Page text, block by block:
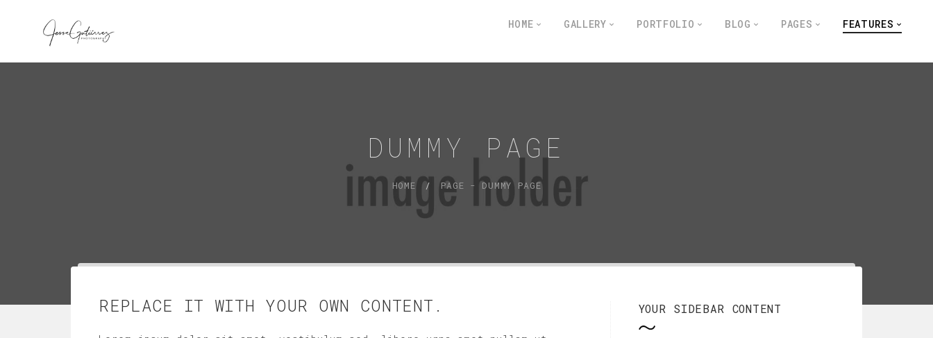
HOME GALLERY PORTFOLIO BLOG PAGES FEATURES
DUMMY PAGE
HOME PAGE - DUMMY PAGE
REPLACE IT WITH YOUR OWN CONTENT. YOUR SIDEBAR CONTENT